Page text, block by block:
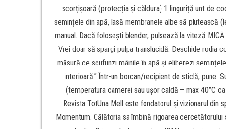
scorțișoară (protecția și căldura) 1 linguriță unt de
semințele din apă, lasă membranele albe să plutească
manual. Dacă folosești blender, pulsează la viteză
Vrei doar să spargi pulpa translucidă. Deschide rodia
măsură ce scufunzi mâinile în apă și eliberezi
interioară.” Într-un borcan/recipient de sticlă, pune:
(temperatura camerei sau ușor caldă – max 40°C
Revista TotUna Mell este fondatorul și vizionarul din
Momentum. Călătoria sa îmbină rigoarea